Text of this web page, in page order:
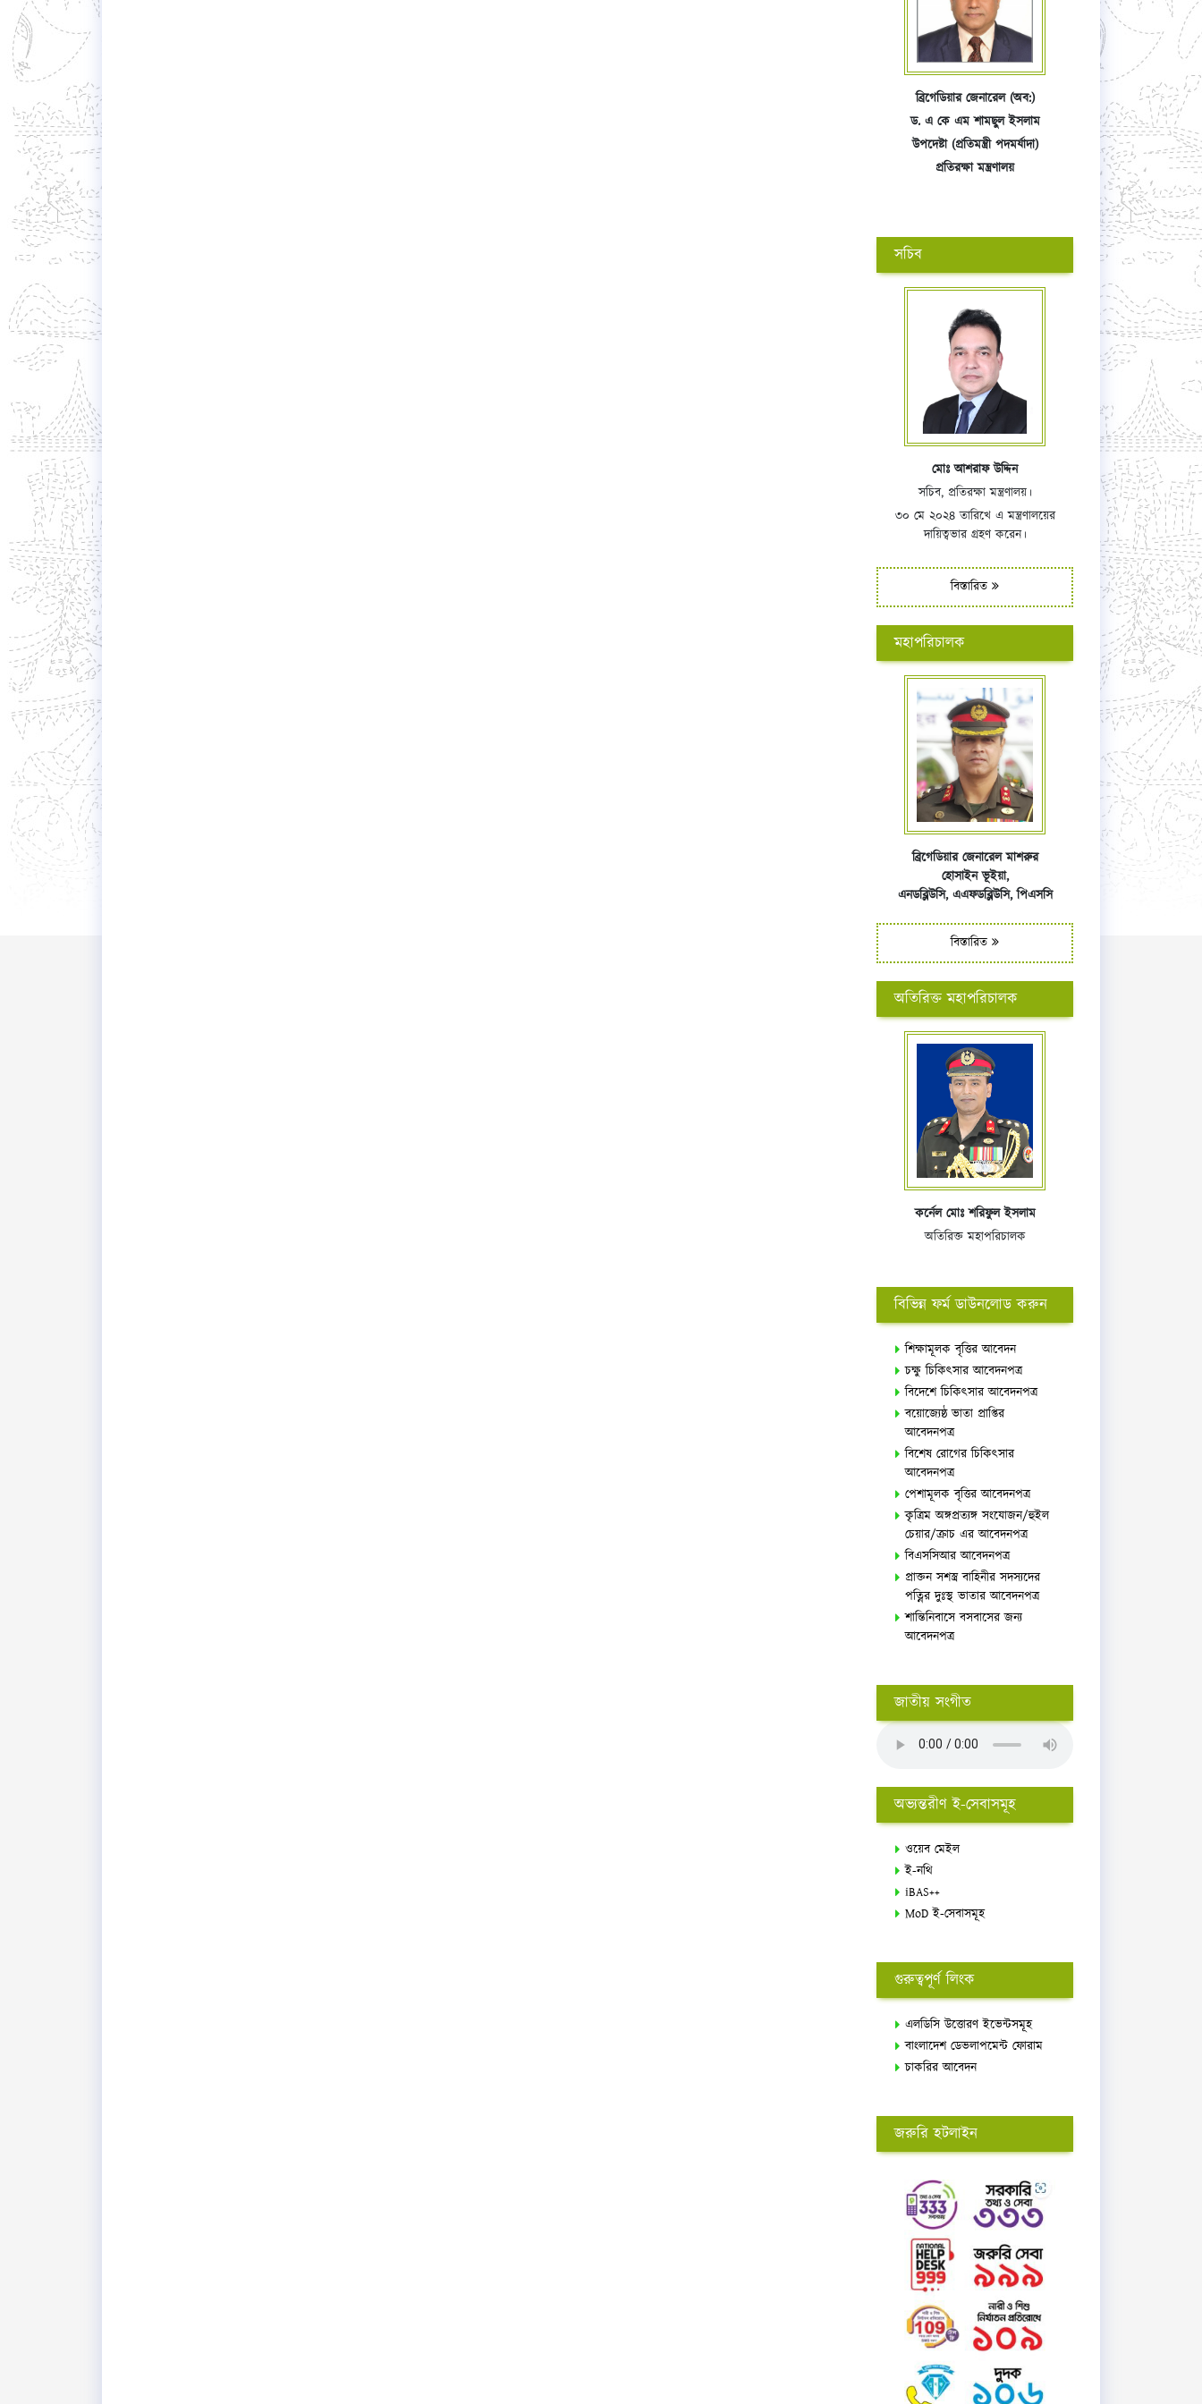
ব্রিগেডিয়ার জেনারেল (অব:)
ড. এ কে এম শামছুল ইসলাম
উপদেষ্টা (প্রতিমন্ত্রী পদমর্যাদা)
প্রতিরক্ষা মন্ত্রণালয়
সচিব
মোঃ আশরাফ উদ্দিন
সচিব, প্রতিরক্ষা মন্ত্রণালয়।
৩০ মে ২০২৪ তারিখে এ মন্ত্রণালয়ের
দায়িত্বভার গ্রহণ করেন।
বিস্তারিত
মহাপরিচালক
ব্রিগেডিয়ার জেনারেল মাশরুর
হোসাইন ভূইয়া,
এনডব্লিউসি, এএফডব্লিউসি,পিএসসি
বিস্তারিত
অতিরিক্ত মহাপরিচালক
কর্নেল মোঃ শরিফুল ইসলাম
অতিরিক্ত মহাপরিচালক
বিভিন্ন ফর্ম ডাউনলোড করুন
শিক্ষামূলক বৃত্তির আবেদন
চক্ষু চিকিৎসার আবেদনপত্র
বিদেশে চিকিৎসার আবেদনপত্র
বয়োজ্যেষ্ঠ ভাতা প্রাপ্তির
আবেদনপত্র
বিশেষ রোগের চিকিৎসার
আবেদনপত্র
পেশামূলক বৃত্তির আবেদনপত্র
কৃত্রিম অঙ্গপ্রত্যঙ্গ সংযোজন/হুইল
চেয়ার/ক্রাচ এর আবেদনপত্র
বিএসসিআর আবেদনপত্র
প্রাক্তন সশস্ত্র বাহিনীর সদস্যদের
পত্নির দুঃস্থ ভাতার আবেদনপত্র
শান্তিনিবাসে বসবাসের জন্য
আবেদনপত্র
জাতীয় সংগীত
অভ্যন্তরীণ ই-সেবাসমূহ
ওয়েব মেইল
ই-নথি
iBAS++
MoD ই-সেবাসমূহ
গুরুত্বপূর্ণ লিংক
এলডিসি উত্তোরণ ইভেন্টসমূহ
বাংলাদেশ ডেভলাপমেন্ট ফোরাম
চাকরির আবেদন
জরুরি হটলাইন